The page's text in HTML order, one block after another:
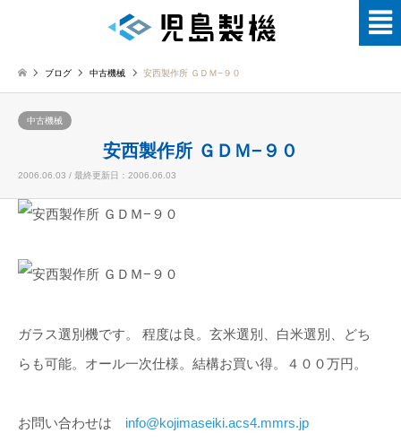
ブログ 中古機械 安西製作所 ＧＤＭ−９０
中古機械
安西製作所 ＧＤＭ−９０
2006.06.03 / 最終更新日：2006.06.03
ガラス選別機です。 程度は良。玄米選別、白米選別、どち
らも可能。オール一次仕様。結構お買い得。４００万円。
お問い合わせは info@kojimaseiki.acs4.mmrs.jp